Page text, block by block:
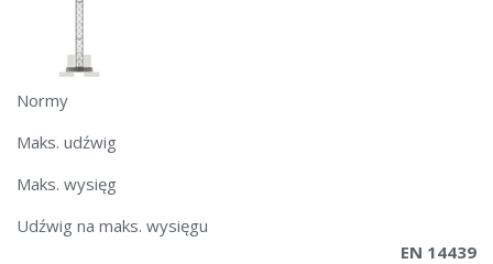
Normy
Maks. udźwig
Maks. wysięg
Udźwig na maks. wysięgu
EN 14439